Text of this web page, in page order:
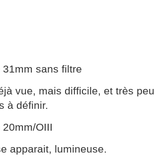
sans filtre
vue, mais difficile, et très
à définir.
OIII
apparait, lumineuse.